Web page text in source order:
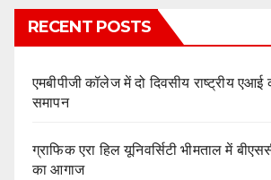
RECENT POSTS
एमबीपीजी कॉलेज में दो दिवसीय राष्ट्रीय एआई
समापन
ग्राफिक एरा हिल यूनिवर्सिटी भीमताल में
का आगाज